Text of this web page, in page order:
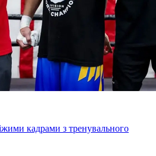
кадрами з тренувального